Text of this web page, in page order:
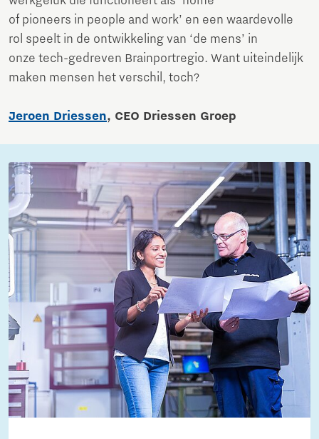
of pioneers in people and work’ en een waardevolle
rol speelt in de ontwikkeling van ‘de mens’ in
onze tech-gedreven Brainportregio. Want uiteindelijk
maken mensen het verschil, toch?
Jeroen Driessen, CEO Driessen Groep